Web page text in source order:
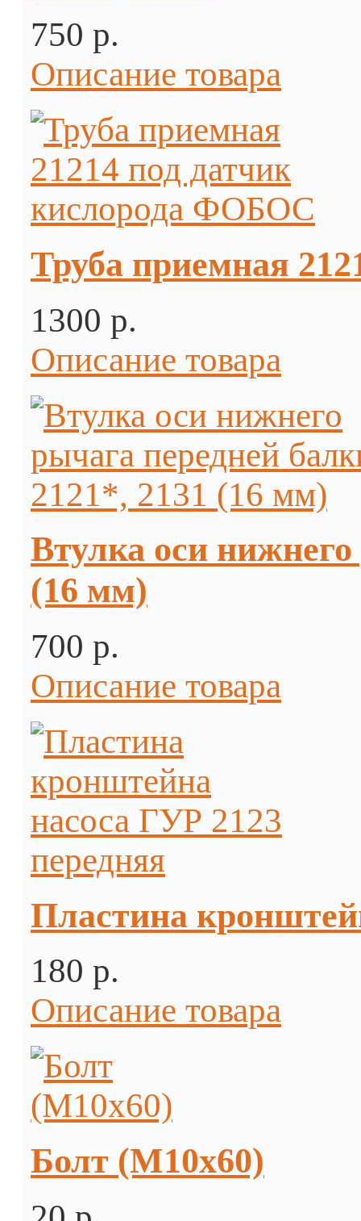
750 p.
Описание товара
Труба приемная
1300 p.
Описание товара
Втулка оси
(16 мм)
700 p.
Описание товара
Пластина
180 p.
Описание товара
Болт (М10х60)